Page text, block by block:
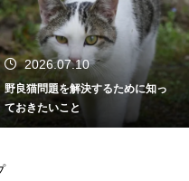
2026.07.10
野良猫問題を解決するために知っ
ておきたいこと